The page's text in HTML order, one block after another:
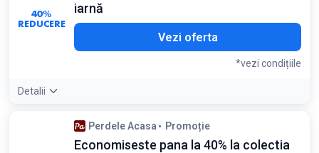
40%
REDUCERE
iarnă
Vezi oferta
*vezi condițiile
Detalii
Reducerea se aplică la produsele selectate din campanie
Perdele Acasa Promoție
Economiseste pana la 40% la colectia